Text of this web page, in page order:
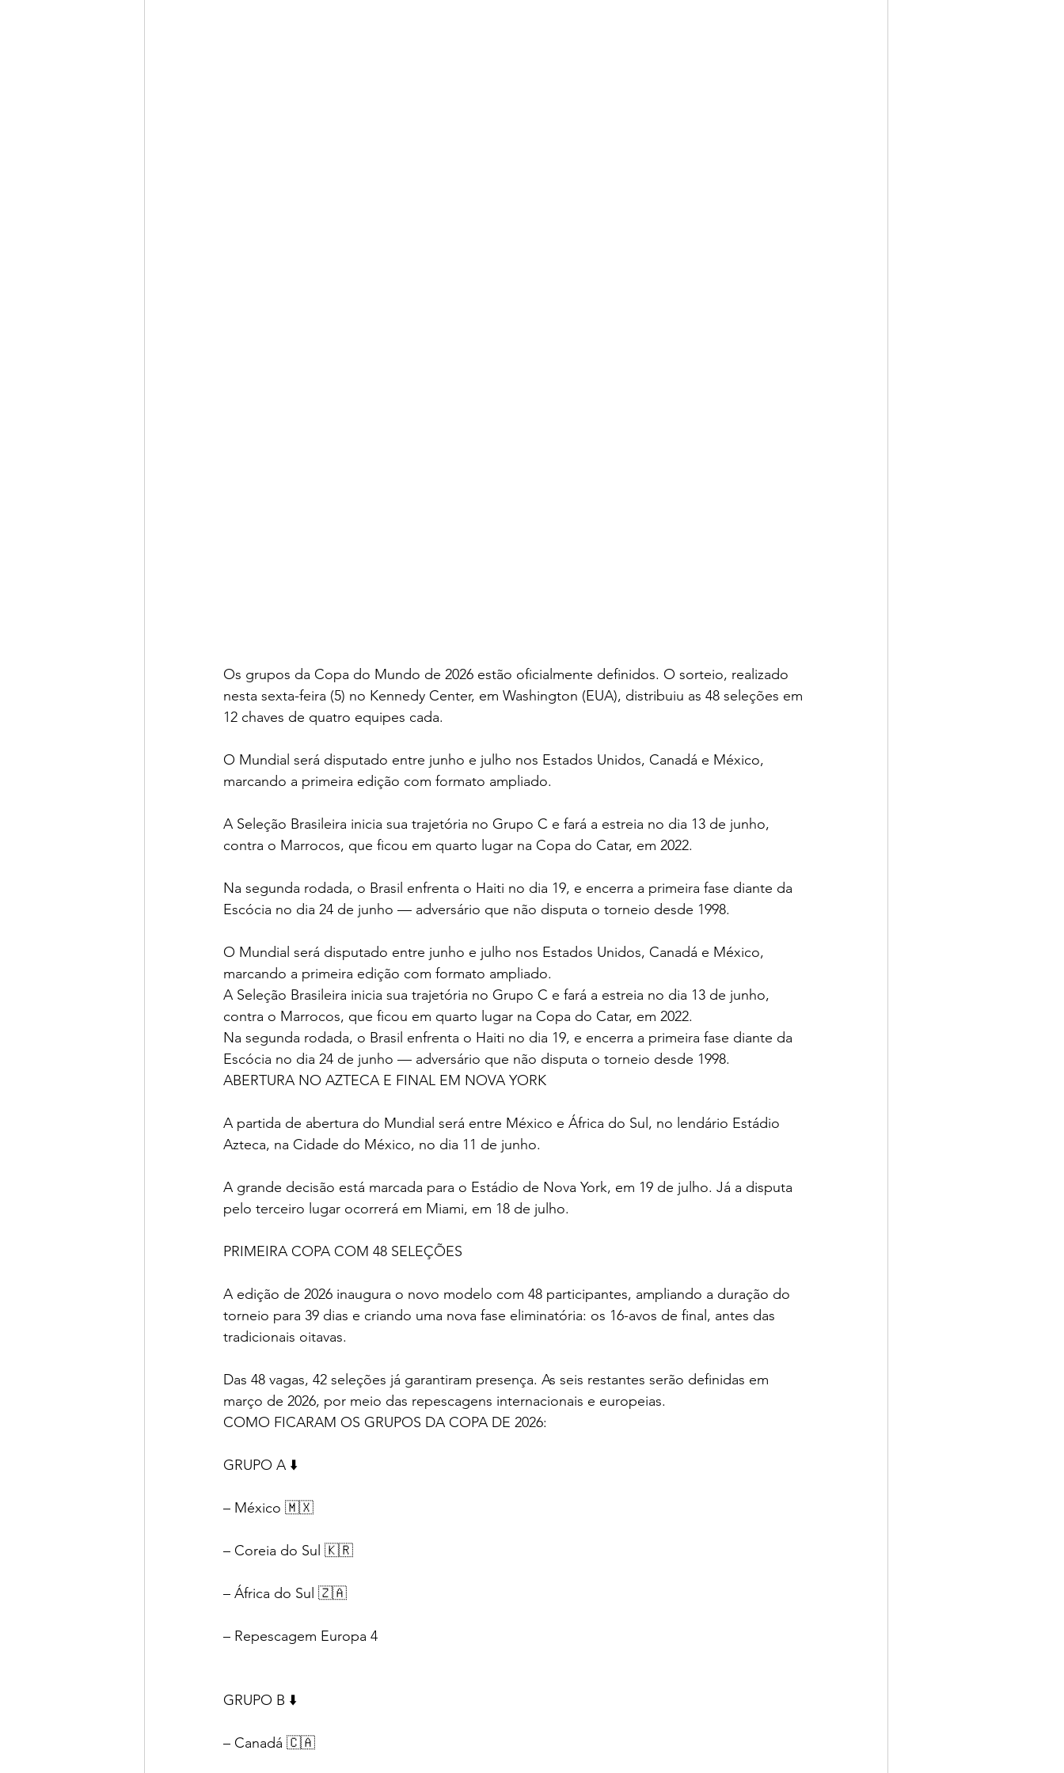
Os grupos da Copa do Mundo de 2026 estão oficialmente definidos. O sorteio, realizado
nesta sexta-feira (5) no Kennedy Center, em Washington (EUA), distribuiu as 48 seleções em
12 chaves de quatro equipes cada.
O Mundial será disputado entre junho e julho nos Estados Unidos, Canadá e México,
marcando a primeira edição com formato ampliado.
A Seleção Brasileira inicia sua trajetória no Grupo C e fará a estreia no dia 13 de junho,
contra o Marrocos, que ficou em quarto lugar na Copa do Catar, em 2022.
Na segunda rodada, o Brasil enfrenta o Haiti no dia 19, e encerra a primeira fase diante da
Escócia no dia 24 de junho — adversário que não disputa o torneio desde 1998.
O Mundial será disputado entre junho e julho nos Estados Unidos, Canadá e México,
marcando a primeira edição com formato ampliado.
A Seleção Brasileira inicia sua trajetória no Grupo C e fará a estreia no dia 13 de junho,
contra o Marrocos, que ficou em quarto lugar na Copa do Catar, em 2022.
Na segunda rodada, o Brasil enfrenta o Haiti no dia 19, e encerra a primeira fase diante da
Escócia no dia 24 de junho — adversário que não disputa o torneio desde 1998.
ABERTURA NO AZTECA E FINAL EM NOVA YORK
A partida de abertura do Mundial será entre México e África do Sul, no lendário Estádio
Azteca, na Cidade do México, no dia 11 de junho.
A grande decisão está marcada para o Estádio de Nova York, em 19 de julho. Já a disputa
pelo terceiro lugar ocorrerá em Miami, em 18 de julho.
PRIMEIRA COPA COM 48 SELEÇÕES
A edição de 2026 inaugura o novo modelo com 48 participantes, ampliando a duração do
torneio para 39 dias e criando uma nova fase eliminatória: os 16-avos de final, antes das
tradicionais oitavas.
Das 48 vagas, 42 seleções já garantiram presença. As seis restantes serão definidas em
março de 2026, por meio das repescagens internacionais e europeias.
COMO FICARAM OS GRUPOS DA COPA DE 2026:
GRUPO A ⬇️
– México 🇲🇽
– Coreia do Sul 🇰🇷
– África do Sul 🇿🇦
– Repescagem Europa 4
GRUPO B ⬇️
– Canadá 🇨🇦